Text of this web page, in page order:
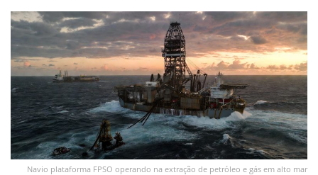
Navio plataforma FPSO operando na extração de petróleo e gás em alto mar